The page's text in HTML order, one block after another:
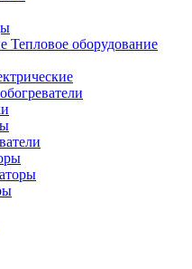
Тепловое оборудование